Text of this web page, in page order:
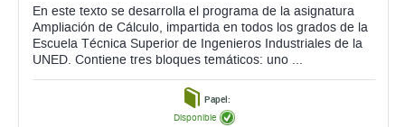
En este texto se desarrolla el programa de la asignatura
Ampliación de Cálculo, impartida en todos los grados de la
Escuela Técnica Superior de Ingenieros Industriales de la
UNED. Contiene tres bloques temáticos: uno ...
Papel:
Disponible